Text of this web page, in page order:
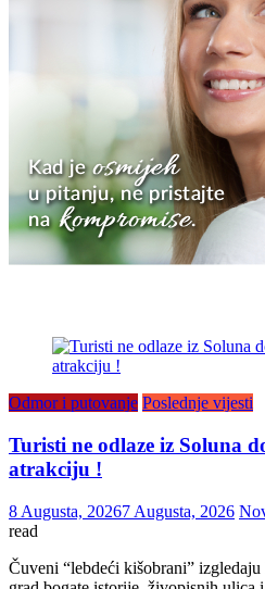
Odmor i putovanje Poslednje vijesti
Turisti ne odlaze iz Soluna
atrakciju !
8 Augusta, 20267 Augusta, 2026
read
Čuveni “lebdeći kišobrani”